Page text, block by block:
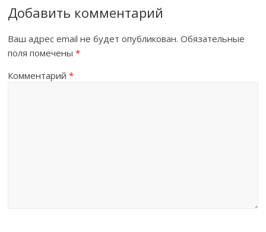
Добавить комментарий
Ваш адрес email не будет опубликован. Обязательные
поля помечены*
Комментарий*